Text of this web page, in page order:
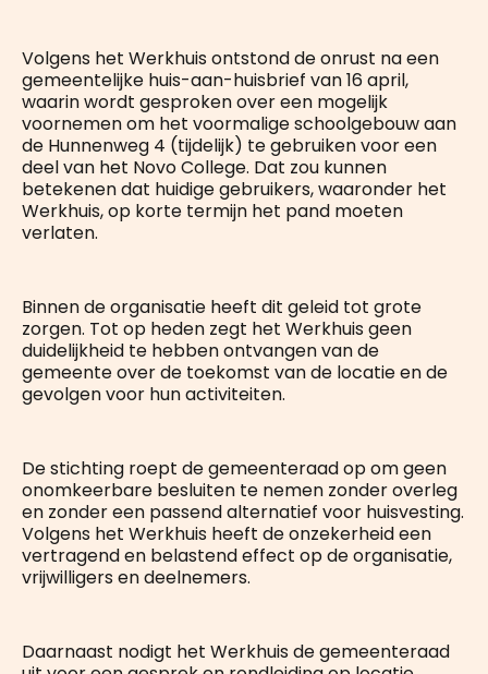
Volgens het Werkhuis ontstond de onrust na een
gemeentelijke huis-aan-huisbrief van 16 april,
waarin wordt gesproken over een mogelijk
voornemen om het voormalige schoolgebouw aan
de Hunnenweg 4 (tijdelijk) te gebruiken voor een
deel van het Novo College. Dat zou kunnen
betekenen dat huidige gebruikers, waaronder het
Werkhuis, op korte termijn het pand moeten
verlaten.
Binnen de organisatie heeft dit geleid tot grote
zorgen. Tot op heden zegt het Werkhuis geen
duidelijkheid te hebben ontvangen van de
gemeente over de toekomst van de locatie en de
gevolgen voor hun activiteiten.
De stichting roept de gemeenteraad op om geen
onomkeerbare besluiten te nemen zonder overleg
en zonder een passend alternatief voor huisvesting.
Volgens het Werkhuis heeft de onzekerheid een
vertragend en belastend effect op de organisatie,
vrijwilligers en deelnemers.
Daarnaast nodigt het Werkhuis de gemeenteraad